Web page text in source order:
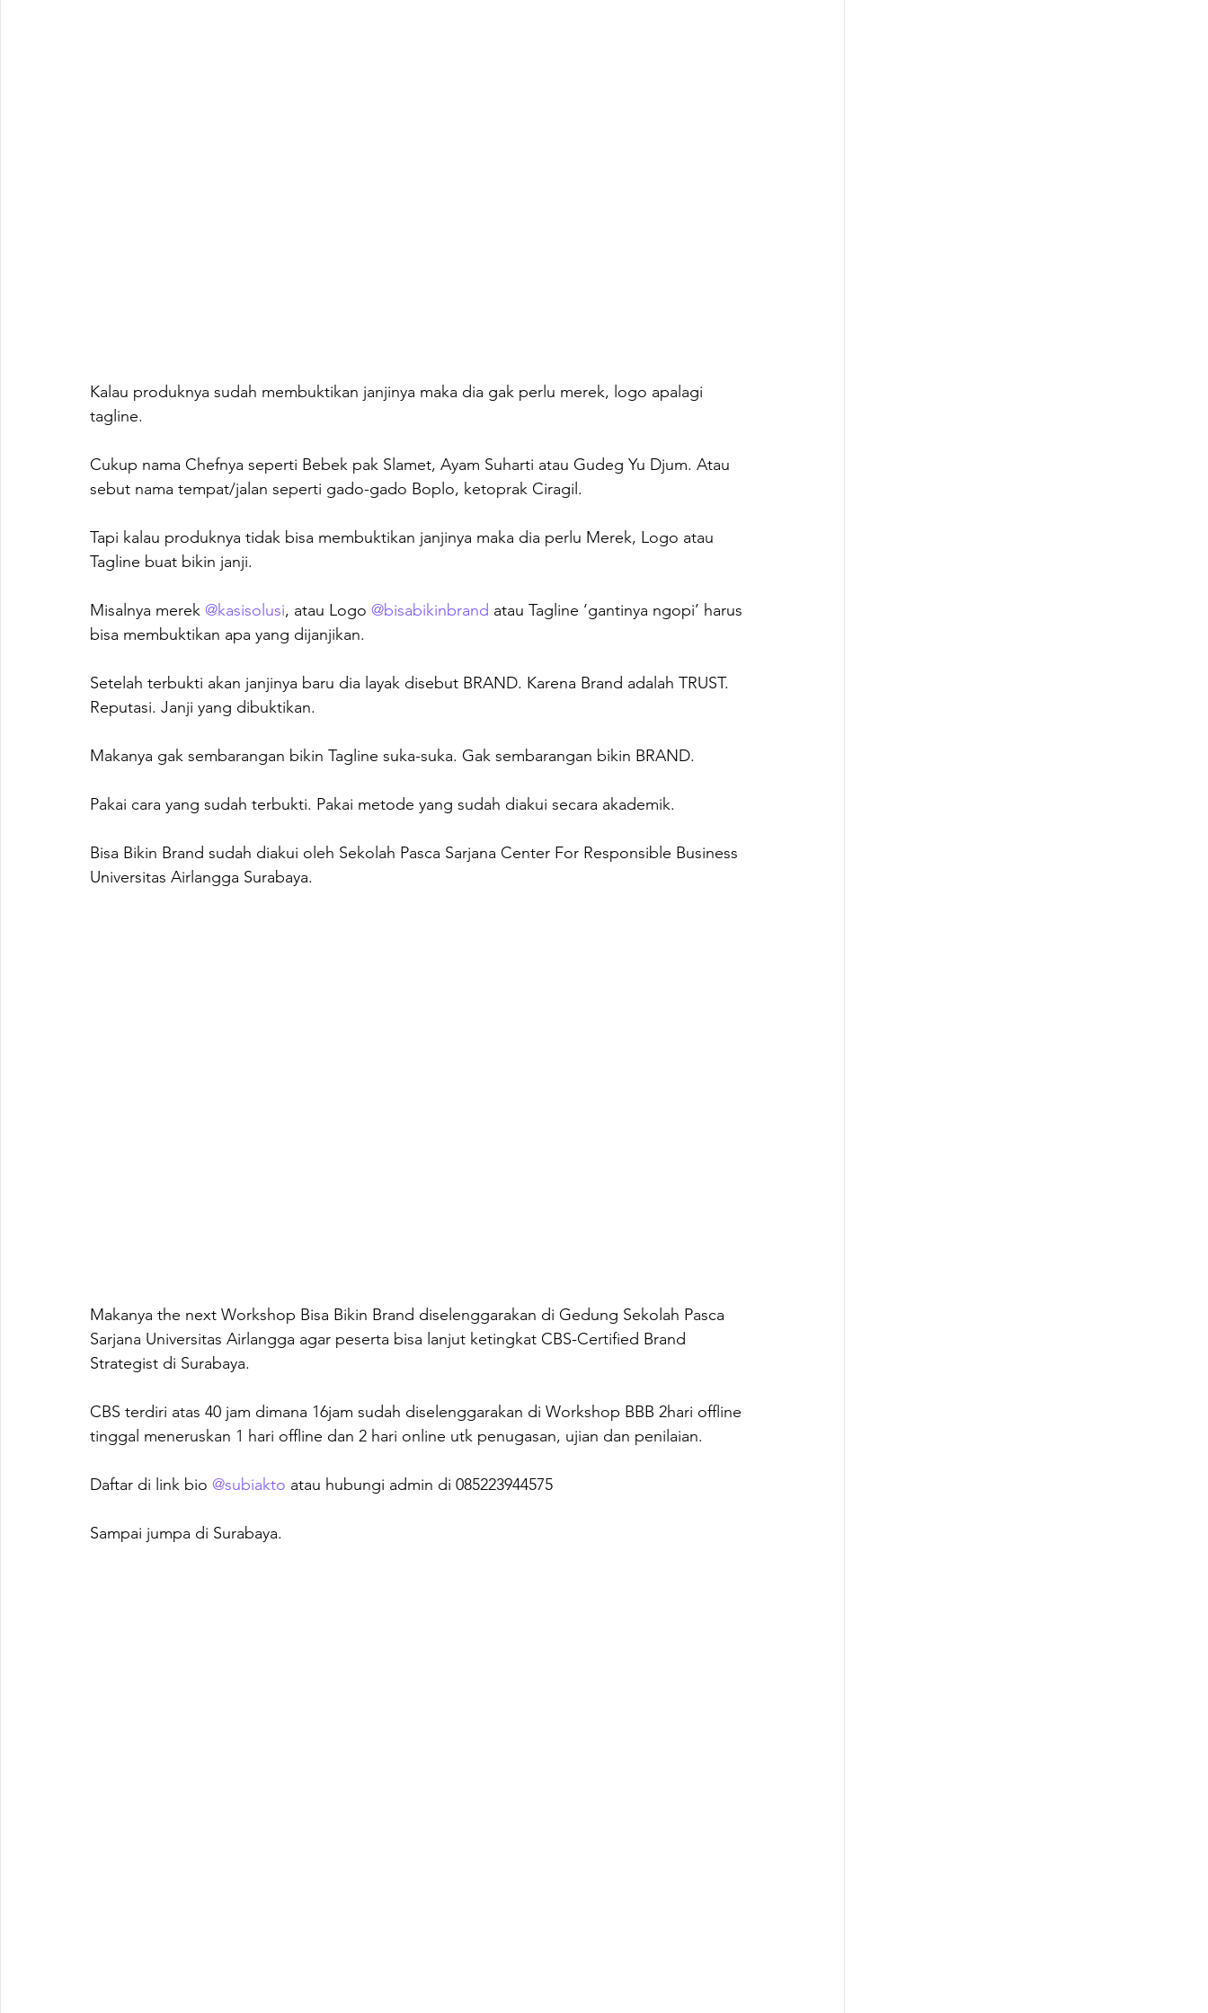
Kalau produknya sudah membuktikan janjinya maka dia gak perlu merek, logo apalagi
tagline.
Cukup nama Chefnya seperti Bebek pak Slamet, Ayam Suharti atau Gudeg Yu Djum. Atau
sebut nama tempat/jalan seperti gado-gado Boplo, ketoprak Ciragil.
Tapi kalau produknya tidak bisa membuktikan janjinya maka dia perlu Merek, Logo atau
Tagline buat bikin janji.
Misalnya merek @kasisolusi, atau Logo @bisabikinbrand atau Tagline ‘gantinya ngopi’ harus
bisa membuktikan apa yang dijanjikan.
Setelah terbukti akan janjinya baru dia layak disebut BRAND. Karena Brand adalah TRUST.
Reputasi. Janji yang dibuktikan.
Makanya gak sembarangan bikin Tagline suka-suka. Gak sembarangan bikin BRAND.
Pakai cara yang sudah terbukti. Pakai metode yang sudah diakui secara akademik.
Bisa Bikin Brand sudah diakui oleh Sekolah Pasca Sarjana Center For Responsible Business
Makanya the next Workshop Bisa Bikin Brand diselenggarakan di Gedung Sekolah Pasca
Sarjana Universitas Airlangga agar peserta bisa lanjut ketingkat CBS-Certified Brand
Strategist di Surabaya.
CBS terdiri atas 40 jam dimana 16jam sudah diselenggarakan di Workshop BBB 2hari offline
tinggal meneruskan 1 hari offline dan 2 hari online utk penugasan, ujian dan penilaian.
Daftar di link bio @subiakto atau hubungi admin di 085223944575
Sampai jumpa di Surabaya.